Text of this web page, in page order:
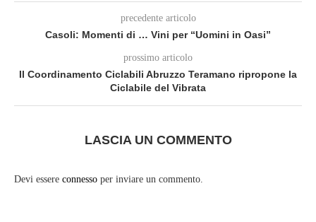
precedente articolo
Casoli: Momenti di … Vini per “Uomini in Oasi”
prossimo articolo
Il Coordinamento Ciclabili Abruzzo Teramano ripropone la
Ciclabile del Vibrata
LASCIA UN COMMENTO
Devi essere connesso per inviare un commento.